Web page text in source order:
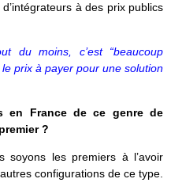
à des prix publics
du moins, c’est “beaucoup
le prix à payer pour une solution
en France de ce genre de
?
soyons les premiers à l’avoir
configurations de ce type.